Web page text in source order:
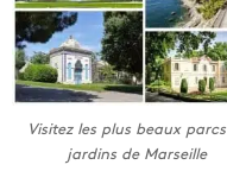
Visitez les plus beaux
jardins de Marseille